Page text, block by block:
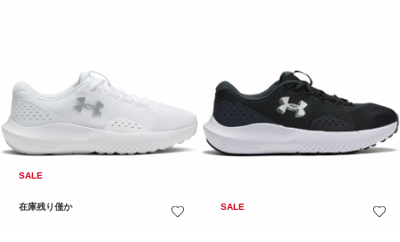
SALE
在庫残り僅か SALE